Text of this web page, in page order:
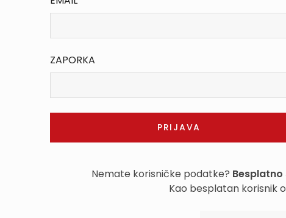
ZAPORKA
Nemate korisničke podatke?
Kao besplatan korisnik